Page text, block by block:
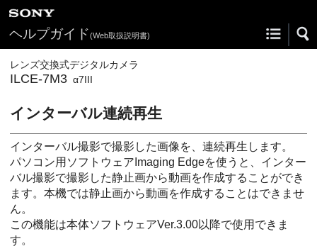
ヘルプガイド(Web取扱説明書)
レンズ交換式デジタルカメラ
ILCE-7M3 α7III
インターバル連続再生
インターバル撮影で撮影した画像を、連続再生します。
パソコン用ソフトウェアImaging Edgeを使うと、インター
バル撮影で撮影した静止画から動画を作成することができ
ます。本機では静止画から動画を作成することはできませ
ん。
この機能は本体ソフトウェアVer.3.00以降で使用できま
す。